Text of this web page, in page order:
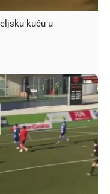
kuću u